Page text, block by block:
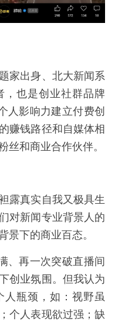
家出身、北大新闻系
，也是创业社群品牌
人影响力建立付费创
赚钱路径和自媒体相
丝和商业合作伙伴。
露真实自我又极具生
对新闻专业背景人的
景下的商业百态。
、再一次突破直播间
创业氛围。但我认为
人瓶颈，如：视野虽
个人表现欲过强；缺